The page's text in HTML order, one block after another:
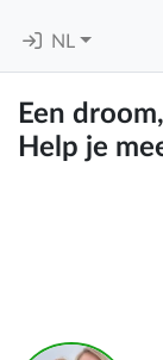
NL
Een
Help je